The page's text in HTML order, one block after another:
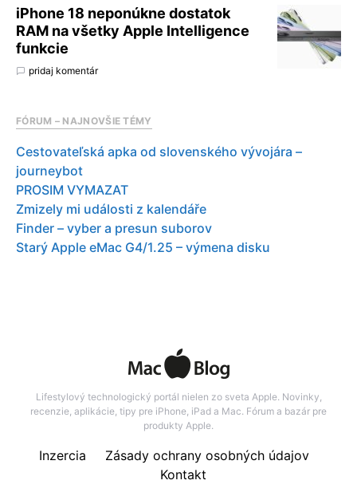
iPhone 18 neponúkne dostatok
RAM na všetky Apple Intelligence
funkcie
pridaj komentár
FÓRUM – NAJNOVŠIE TÉMY
Cestovateľská apka od slovenského vývojára –
journeybot
PROSIM VYMAZAT
Zmizely mi události z kalendáře
Finder – vyber a presun suborov
Starý Apple eMac G4/1.25 – výmena disku
Lifestylový technologický portál nielen zo sveta Apple. Novinky,
recenzie, aplikácie, tipy pre iPhone, iPad a Mac. Fórum a bazár pre
produkty Apple.
Inzercia
Zásady ochrany osobných údajov
Kontakt